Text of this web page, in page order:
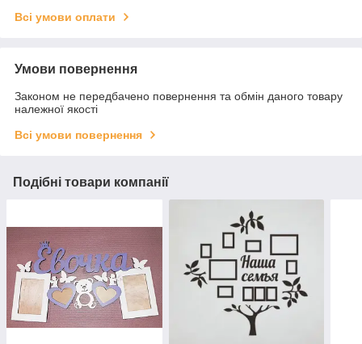
Всі умови оплати
Умови повернення
Законом не передбачено повернення та обмін даного товару
належної якості
Всі умови повернення
Подібні товари компанії